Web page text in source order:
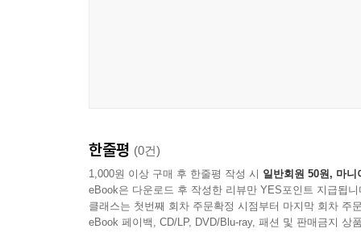
한줄평 (0건)
1,000원 이상 구매 후 한줄평 작성 시 일반회원 50원, 마니
eBook은 다운로드 후 작성한 리뷰만 YES포인트 지급됩니
클래스는 첫번째 회차 주문확정 시점부터 마지막 회차 주
eBook 페이백, CD/LP, DVD/Blu-ray, 패션 및 판매금지 상